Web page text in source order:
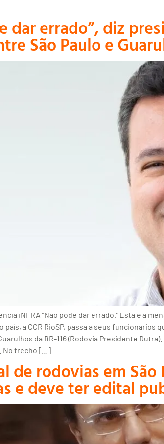
dar errado”, diz
São Paulo e
iNFRA “Não pode dar errado.” Esta é a
país, a CCR RioSP, passa a seus
da BR-116 (Rodovia Presidente
No trecho […]
de rodovias em
e deve ter edital